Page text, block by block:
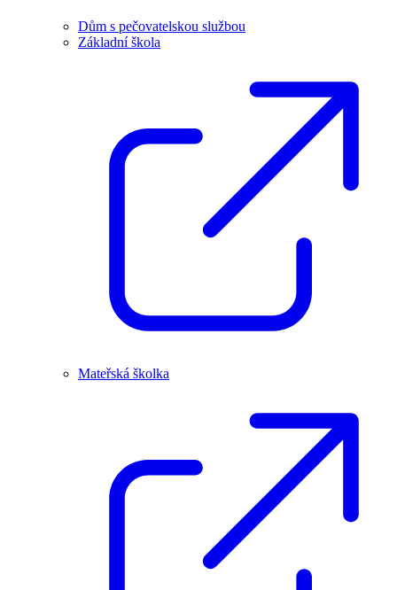
Dům s pečovatelskou službou
Základní škola
Mateřská školka